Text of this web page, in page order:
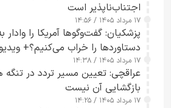
اجتناب‌ناپذیر است
۱۷ مرداد ۱۴۰۵ / ۱۴:۵۶
پزشکیان: گفت‌وگوها آمریکا را وادار
دستاوردها را خراب می‌کنیم؟+
۱۷ مرداد ۱۴۰۵ / ۱۴:۳۸
عراقچی: تعیین مسیر تردد در تنگه
بازگشایی آن نیست
۱۷ مرداد ۱۴۰۵ / ۱۴:۲۵